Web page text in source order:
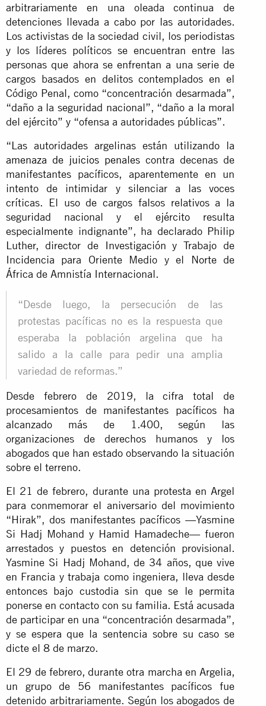
arbitrariamente en una oleada continua de
detenciones llevada a cabo por las autoridades.
Los activistas de la sociedad civil, los periodistas
y los líderes políticos se encuentran entre las
personas que ahora se enfrentan a una serie de
cargos basados en delitos contemplados en el
Código Penal, como “concentración desarmada”,
“daño a la seguridad nacional”, “daño a la moral
del ejército” y “ofensa a autoridades públicas”.
“Las autoridades argelinas están utilizando la
amenaza de juicios penales contra decenas de
manifestantes pacíficos, aparentemente en un
intento de intimidar y silenciar a las voces
críticas. El uso de cargos falsos relativos a la
seguridad nacional y el ejército resulta
especialmente indignante”, ha declarado Philip
Luther, director de Investigación y Trabajo de
Incidencia para Oriente Medio y el Norte de
África de Amnistía Internacional.
“Desde luego, la persecución de las
protestas pacíficas no es la respuesta que
esperaba la población argelina que ha
salido a la calle para pedir una amplia
variedad de reformas.”
Desde febrero de 2019, la cifra total de
procesamientos de manifestantes pacíficos ha
alcanzado más de 1.400, según las
organizaciones de derechos humanos y los
abogados que han estado observando la situación
sobre el terreno.
El 21 de febrero, durante una protesta en Argel
para conmemorar el aniversario del movimiento
“Hirak”, dos manifestantes pacíficos —Yasmine
Si Hadj Mohand y Hamid Hamadeche— fueron
arrestados y puestos en detención provisional.
Yasmine Si Hadj Mohand, de 34 años, que vive
en Francia y trabaja como ingeniera, lleva desde
entonces bajo custodia sin que se le permita
ponerse en contacto con su familia. Está acusada
de participar en una “concentración desarmada”,
y se espera que la sentencia sobre su caso se
dicte el 8 de marzo.
El 29 de febrero, durante otra marcha en Argelia,
un grupo de 56 manifestantes pacíficos fue
detenido arbitrariamente. Según los abogados de